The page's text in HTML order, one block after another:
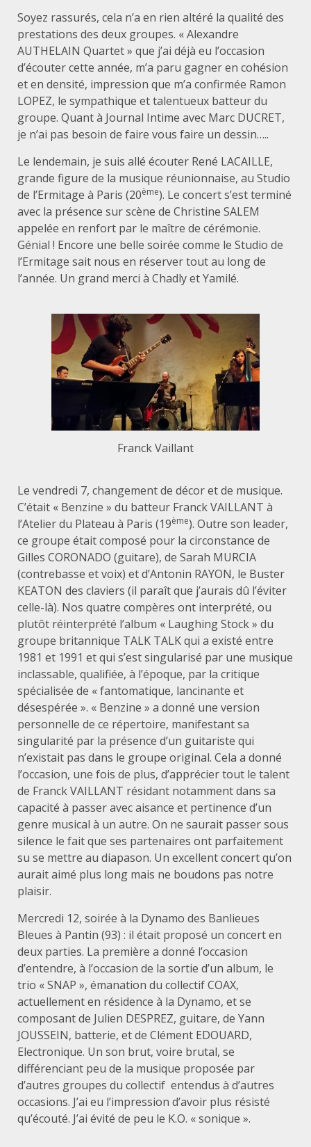
Soyez rassurés, cela n’a en rien altéré la qualité des
prestations des deux groupes. « Alexandre
AUTHELAIN Quartet » que j’ai déjà eu l’occasion
d’écouter cette année, m’a paru gagner en cohésion
et en densité, impression que m’a confirmée Ramon
LOPEZ, le sympathique et talentueux batteur du
groupe. Quant à Journal Intime avec Marc DUCRET,
je n’ai pas besoin de faire vous faire un dessin…..
Le lendemain, je suis allé écouter René LACAILLE,
grande figure de la musique réunionnaise, au Studio
de l’Ermitage à Paris (20ème). Le concert s’est terminé
avec la présence sur scène de Christine SALEM
appelée en renfort par le maître de cérémonie.
Génial ! Encore une belle soirée comme le Studio de
l’Ermitage sait nous en réserver tout au long de
l’année. Un grand merci à Chadly et Yamilé.
Franck Vaillant
Le vendredi 7, changement de décor et de musique.
C’était « Benzine » du batteur Franck VAILLANT à
l’Atelier du Plateau à Paris (19ème). Outre son leader,
ce groupe était composé pour la circonstance de
Gilles CORONADO (guitare), de Sarah MURCIA
(contrebasse et voix) et d’Antonin RAYON, le Buster
KEATON des claviers (il paraît que j’aurais dû l’éviter
celle-là). Nos quatre compères ont interprété, ou
plutôt réinterprété l’album « Laughing Stock » du
groupe britannique TALK TALK qui a existé entre
1981 et 1991 et qui s’est singularisé par une musique
inclassable, qualifiée, à l’époque, par la critique
spécialisée de « fantomatique, lancinante et
désespérée ». « Benzine » a donné une version
personnelle de ce répertoire, manifestant sa
singularité par la présence d’un guitariste qui
n’existait pas dans le groupe original. Cela a donné
l’occasion, une fois de plus, d’apprécier tout le talent
de Franck VAILLANT résidant notamment dans sa
capacité à passer avec aisance et pertinence d’un
genre musical à un autre. On ne saurait passer sous
silence le fait que ses partenaires ont parfaitement
su se mettre au diapason. Un excellent concert qu’on
aurait aimé plus long mais ne boudons pas notre
plaisir.
Mercredi 12, soirée à la Dynamo des Banlieues
Bleues à Pantin (93) : il était proposé un concert en
deux parties. La première a donné l’occasion
d’entendre, à l’occasion de la sortie d’un album, le
trio « SNAP », émanation du collectif COAX,
actuellement en résidence à la Dynamo, et se
composant de Julien DESPREZ, guitare, de Yann
JOUSSEIN, batterie, et de Clément EDOUARD,
Electronique. Un son brut, voire brutal, se
différenciant peu de la musique proposée par
d’autres groupes du collectif entendus à d’autres
occasions. J’ai eu l’impression d’avoir plus résisté
qu’écouté. J’ai évité de peu le K.O. « sonique ».